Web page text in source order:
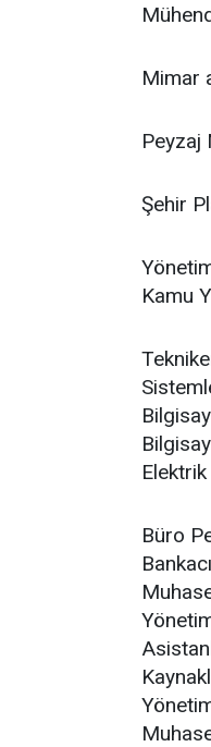
Mimar
Peyzaj
Şehir
Kamu
Büro